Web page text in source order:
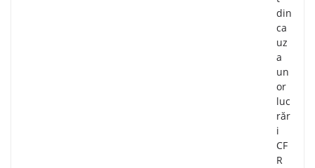
din
ca
uz
a
un
or
luc
răr
i
CF
R